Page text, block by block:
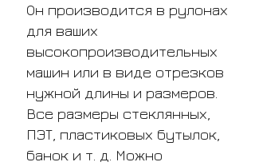
Он производится в рулонах
для ваших
высокопроизводительных
машин или в виде отрезков
нужной длины и размеров.
Все размеры стеклянных,
ПЭТ, пластиковых бутылок,
банок и т. д. Можно